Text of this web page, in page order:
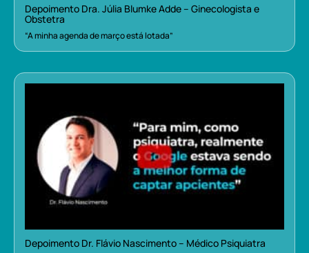
Depoimento Dra. Júlia Blumke Adde – Ginecologista e
Obstetra
“A minha agenda de março está lotada”
Depoimento Dr. Flávio Nascimento – Médico Psiquiatra